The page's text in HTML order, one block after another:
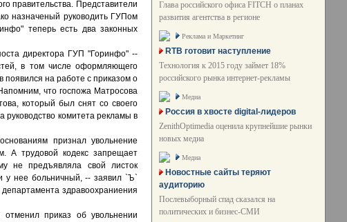
правительства. Представители
назначеный руководить ГУПом
теперь есть два законных
директора ГУП "Горинфо" --
в том числе оформляющего
появился на работе с приказом о
что госпожа Матросова
который был снят со своего
руководство комитета рекламы в
признал увольнение
А трудовой кодекс запрещает
не предъявляла свой листок
у нее больничный, -- заявил `Ъ`
здравоохраниения
отменил приказ об увольнении
Глава российского офиса FITCH о планах
развития агентства в регионе
Реклама и Маркетинг
RTB готовит наступление
Технология к 2015 году займет 18%
российского рынка интернет-рекламы
Медиа
Россия в хвосте digital-лидеров
ZenithOptimedia оценила крупнейшие рынки
новых медиа
Медиа
Новостные сайты теряют
аудиторию
Послевыборный спад сказался на
политических и бизнес-СМИ